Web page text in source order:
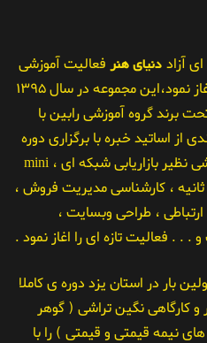
آزاد دنیای هنر فعالیت آموزشی
خود را از سال ۱۳۸۰ اغاز نمود،این مجموعه در سال ۱۳۹۵
برند گروه آموزشی رابین با
از اساتید خبره با برگزاری دوره
ها و سمینارهای آموزشی نظیر بازاریابی شبکه ای ، mini
MBA ، فروش در ۳ ثانیه ، کارشناسی مدیریت فروش ،
، طراحی وبسایت ،
. . . فعالیت تازه ای را اغاز نمود .
بار در استان یزد دوره ی کاملا
کارگاهی نگین تراشی ( گوهر
نیمه قیمتی و قیمتی ) را با